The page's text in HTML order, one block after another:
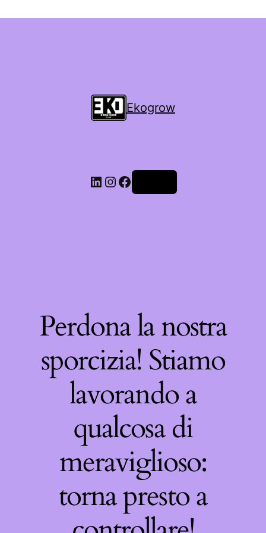
Ekogrow
Perdona la nostra
sporcizia! Stiamo
lavorando a
qualcosa di
meraviglioso:
torna presto a